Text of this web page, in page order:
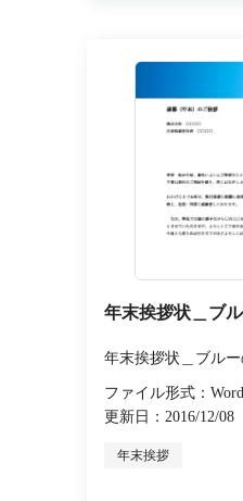
年末挨拶状＿ブ
年末挨拶状＿ブル
ファイル形式：
更新日：2016/12/08
年末挨拶